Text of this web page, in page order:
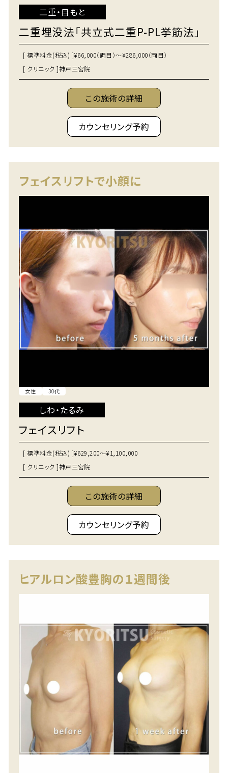
二重・目もと
二重埋没法「共立式二重P-PL挙筋法」
[ 標準料金(税込) ]¥66,000（両目）～¥286,000（両目）
[ クリニック ]神戸三宮院
この施術の詳細
カウンセリング予約
フェイスリフトで小顔に
女性 30代
しわ・たるみ
フェイスリフト
[ 標準料金(税込) ]¥629,200～¥1,100,000
[ クリニック ]神戸三宮院
この施術の詳細
カウンセリング予約
ヒアルロン酸豊胸の１週間後